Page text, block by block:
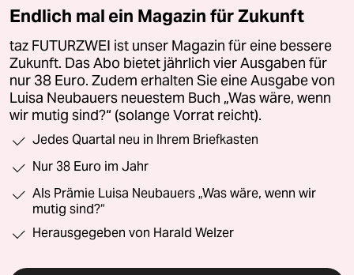
Endlich mal ein Magazin für Zukunft
taz FUTURZWEI ist unser Magazin für eine bessere
Zukunft. Das Abo bietet jährlich vier Ausgaben für
nur 38 Euro. Zudem erhalten Sie eine Ausgabe von
Luisa Neubauers neuestem Buch „Was wäre, wenn
wir mutig sind?“ (solange Vorrat reicht).
Jedes Quartal neu in Ihrem Briefkasten
Nur 38 Euro im Jahr
Als Prämie Luisa Neubauers „Was wäre, wenn wir
mutig sind?“
Herausgegeben von Harald Welzer